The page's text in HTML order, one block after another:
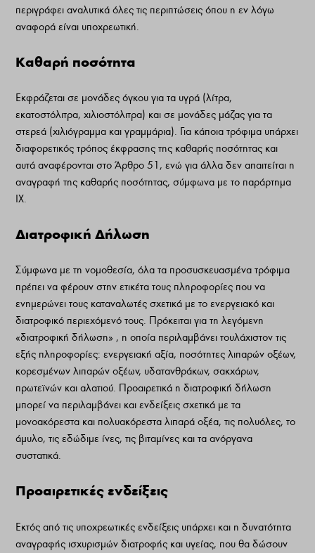
περιγράφει αναλυτικά όλες τις περιπτώσεις όπου η εν λόγω
αναφορά είναι υποχρεωτική.
Καθαρή ποσότητα
Εκφράζεται σε μονάδες όγκου για τα υγρά (λίτρα,
εκατοστόλιτρα, χιλιοστόλιτρα) και σε μονάδες μάζας για τα
στερεά (χιλιόγραμμα και γραμμάρια). Για κάποια τρόφιμα υπάρχει
διαφορετικός τρόπος έκφρασης της καθαρής ποσότητας και
αυτά αναφέρονται στο Άρθρο 51, ενώ για άλλα δεν απαιτείται η
αναγραφή της καθαρής ποσότητας, σύμφωνα με το παράρτημα
IX.
Διατροφική Δήλωση
Σύμφωνα με τη νομοθεσία, όλα τα προσυσκευασμένα τρόφιμα
πρέπει να φέρουν στην ετικέτα τους πληροφορίες που να
ενημερώνει τους καταναλωτές σχετικά με το ενεργειακό και
διατροφικό περιεχόμενό τους. Πρόκειται για τη λεγόμενη
«διατροφική δήλωση» , η οποία περιλαμβάνει τουλάχιστον τις
εξής πληροφορίες: ενεργειακή αξία, ποσότητες λιπαρών οξέων,
κορεσμένων λιπαρών οξέων, υδατανθράκων, σακχάρων,
πρωτεϊνών και αλατιού. Προαιρετικά η διατροφική δήλωση
μπορεί να περιλαμβάνει και ενδείξεις σχετικά με τα
μονοακόρεστα και πολυακόρεστα λιπαρά οξέα, τις πολυόλες, το
άμυλο, τις εδώδιμε ίνες, τις βιταμίνες και τα ανόργανα
συστατικά.
Προαιρετικές ενδείξεις
Εκτός από τις υποχρεωτικές ενδείξεις υπάρχει και η δυνατότητα
αναγραφής ισχυρισμών διατροφής και υγείας, που θα δώσουν